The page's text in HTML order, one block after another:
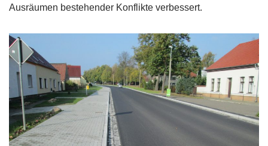
Ausräumen bestehender Konflikte verbessert.